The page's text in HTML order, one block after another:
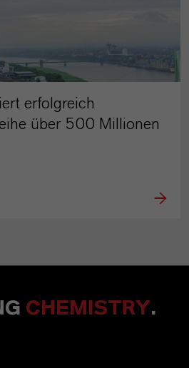
erfolgreich
über 500 Millionen
CHEMISTRY.